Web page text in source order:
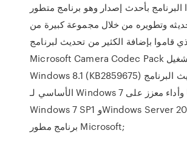
بأحدث إصدار وهو برنامج متطور
وتطويره من خلال مجموعة كبيرة من
قاموا بإضافة الكثير من تحديث لبرنامج
Microsoft Camera Codec Pack لنظام تشغيل
Windows 8.1 (KB2859675) يتيح تحديث البرنامج
الأساسي لـ Windows 7 مزايا وأداء معزز على
Windows 7 SP1 وWindows Server 2008 R2 SP1.
برنامج مطور Microsoft;